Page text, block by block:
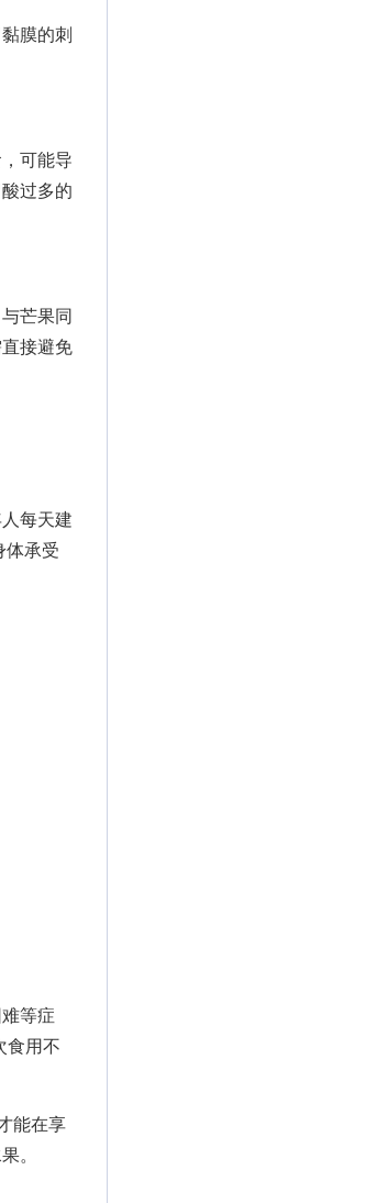
膜的刺
可能导
过多的
芒果同
接避免
每天建
体承受
等症
食用不
能在享
。